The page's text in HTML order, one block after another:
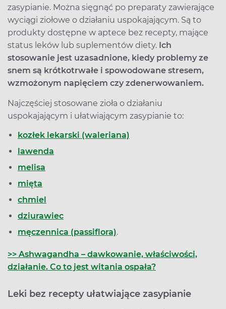
zasypianie. Można sięgnąć po preparaty zawierające
wyciągi ziołowe o działaniu uspokajającym. Są to
produkty dostępne w aptece bez recepty, mające
status leków lub suplementów diety. Ich
stosowanie jest uzasadnione, kiedy problemy ze
snem są krótkotrwałe i spowodowane stresem,
wzmożonym napięciem czy zdenerwowaniem.
Najczęściej stosowane zioła o działaniu
uspokajającym i ułatwiającym zasypianie to:
kozłek lekarski (waleriana)
lawenda
melisa
mięta
chmiel
dziurawiec
męczennica (passiflora).
>> Ashwagandha – dawkowanie, właściwości,
działanie. Co to jest witania ospała?
Leki bez recepty ułatwiające zasypianie